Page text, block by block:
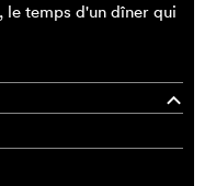
le temps d'un dîner qui
o